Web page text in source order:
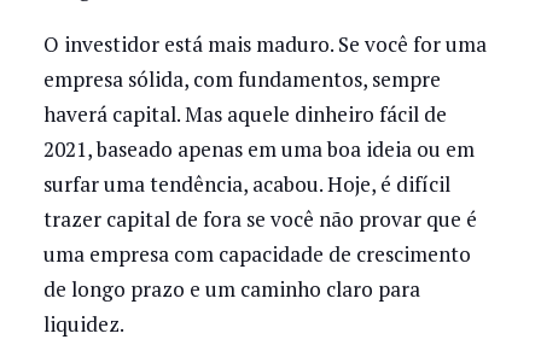
O investidor está mais maduro. Se você for uma
empresa sólida, com fundamentos, sempre
haverá capital. Mas aquele dinheiro fácil de
2021, baseado apenas em uma boa ideia ou em
surfar uma tendência, acabou. Hoje, é difícil
trazer capital de fora se você não provar que é
uma empresa com capacidade de crescimento
de longo prazo e um caminho claro para
liquidez.